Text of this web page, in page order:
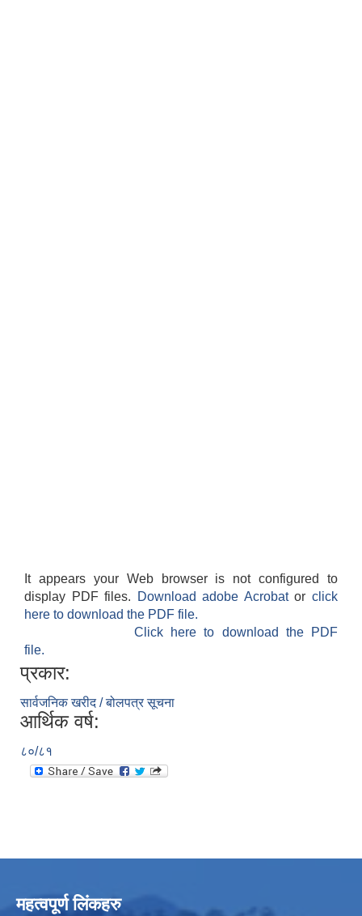
It appears your Web browser is not configured to
display PDF files.
Download adobe Acrobatorclick
here to download the PDF file.
Click here to download the PDF
file.
प्रकार:
सार्वजनिक खरीद / बोलपत्र सूचना
आर्थिक वर्ष:
८०/८१
महत्वपूर्ण लिंकहरु